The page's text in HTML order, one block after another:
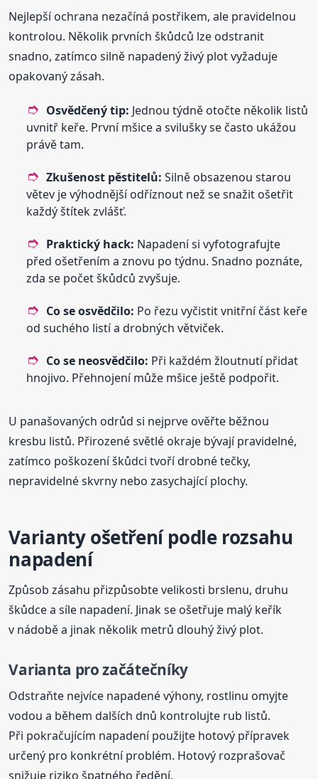
Nejlepší ochrana nezačíná postřikem, ale pravidelnou
kontrolou. Několik prvních škůdců lze odstranit
snadno, zatímco silně napadený živý plot vyžaduje
opakovaný zásah.
Osvědčený tip: Jednou týdně otočte několik listů
uvnitř keře. První mšice a svilušky se často ukážou
právě tam.
Zkušenost pěstitelů: Silně obsazenou starou
větev je výhodnější odříznout než se snažit ošetřit
každý štítek zvlášť.
Praktický hack: Napadení si vyfotografujte
před ošetřením a znovu po týdnu. Snadno poznáte,
zda se počet škůdců zvyšuje.
Co se osvědčilo: Po řezu vyčistit vnitřní část keře
od suchého listí a drobných větviček.
Co se neosvědčilo: Při každém žloutnutí přidat
hnojivo. Přehnojení může mšice ještě podpořit.
U panašovaných odrůd si nejprve ověřte běžnou
kresbu listů. Přirozené světlé okraje bývají pravidelné,
zatímco poškození škůdci tvoří drobné tečky,
nepravidelné skvrny nebo zasychající plochy.
Varianty ošetření podle rozsahu
napadení
Způsob zásahu přizpůsobte velikosti brslenu, druhu
škůdce a síle napadení. Jinak se ošetřuje malý keřík
v nádobě a jinak několik metrů dlouhý živý plot.
Varianta pro začátečníky
Odstraňte nejvíce napadené výhony, rostlinu omyjte
vodou a během dalších dnů kontrolujte rub listů.
Při pokračujícím napadení použijte hotový přípravek
určený pro konkrétní problém. Hotový rozprašovač
snižuje riziko špatného ředění.